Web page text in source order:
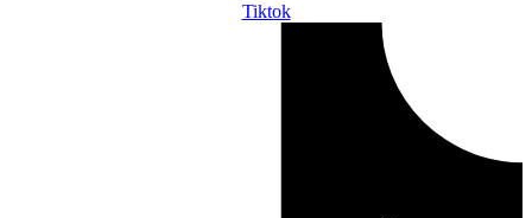
Tiktok